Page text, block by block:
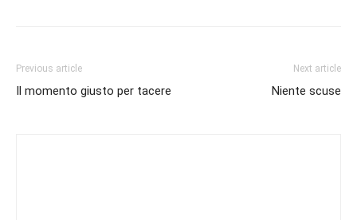
Previous article
Il momento giusto per tacere
Next article
Niente scuse